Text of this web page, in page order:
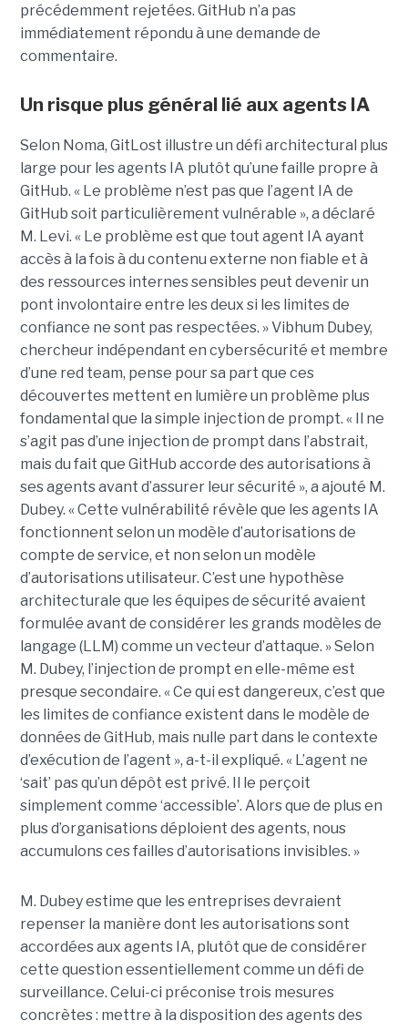
précédemment rejetées. GitHub n’a pas
immédiatement répondu à une demande de
commentaire.
Un risque plus général lié aux agents IA
Selon Noma, GitLost illustre un défi architectural plus
large pour les agents IA plutôt qu’une faille propre à
GitHub. « Le problème n’est pas que l’agent IA de
GitHub soit particulièrement vulnérable », a déclaré
M. Levi. « Le problème est que tout agent IA ayant
accès à la fois à du contenu externe non fiable et à
des ressources internes sensibles peut devenir un
pont involontaire entre les deux si les limites de
confiance ne sont pas respectées. » Vibhum Dubey,
chercheur indépendant en cybersécurité et membre
d’une red team, pense pour sa part que ces
découvertes mettent en lumière un problème plus
fondamental que la simple injection de prompt. « Il ne
s’agit pas d’une injection de prompt dans l’abstrait,
mais du fait que GitHub accorde des autorisations à
ses agents avant d’assurer leur sécurité », a ajouté M.
Dubey. « Cette vulnérabilité révèle que les agents IA
fonctionnent selon un modèle d’autorisations de
compte de service, et non selon un modèle
d’autorisations utilisateur. C’est une hypothèse
architecturale que les équipes de sécurité avaient
formulée avant de considérer les grands modèles de
langage (LLM) comme un vecteur d’attaque. » Selon
M. Dubey, l’injection de prompt en elle-même est
presque secondaire. « Ce qui est dangereux, c’est que
les limites de confiance existent dans le modèle de
données de GitHub, mais nulle part dans le contexte
d’exécution de l’agent », a-t-il expliqué. « L’agent ne
‘sait’ pas qu’un dépôt est privé. Il le perçoit
simplement comme ‘accessible’. Alors que de plus en
plus d’organisations déploient des agents, nous
accumulons ces failles d’autorisations invisibles. »
M. Dubey estime que les entreprises devraient
repenser la manière dont les autorisations sont
accordées aux agents IA, plutôt que de considérer
cette question essentiellement comme un défi de
surveillance. Celui-ci préconise trois mesures
concrètes : mettre à la disposition des agents des